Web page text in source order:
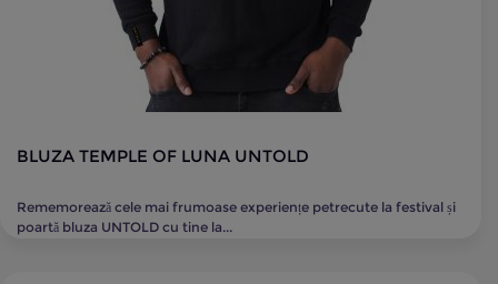
BLUZA TEMPLE OF LUNA UNTOLD
Rememorează cele mai frumoase experiențe petrecute la festival și
poartă bluza UNTOLD cu tine la...